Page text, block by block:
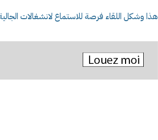
هذا وشكل اللقاء فرصة للاستماع لانشغالات